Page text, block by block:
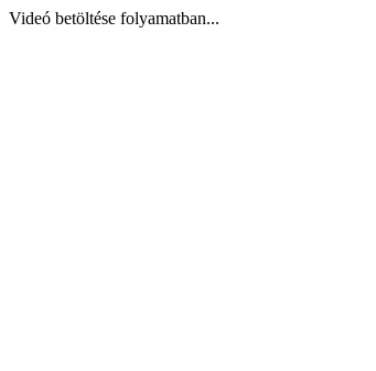
Videó betöltése folyamatban...